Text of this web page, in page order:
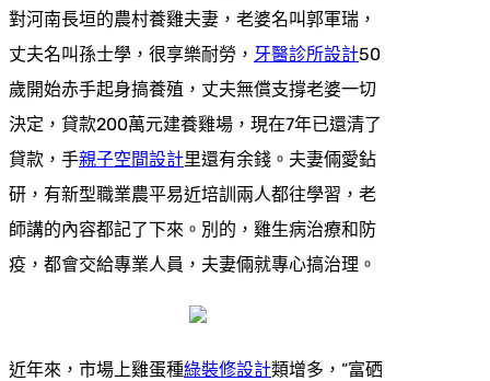
對河南長垣的農村養雞夫妻，老婆名叫郭軍瑞，
丈夫名叫孫士學，很享樂耐勞， 牙醫診所設計50
歲開始赤手起身搞養殖，丈夫無償支撐老婆一切
決定，貸款200萬元建養雞場，現在7年已還清了
貸款，手親子空間設計里還有余錢。夫妻倆愛鉆
研，有新型職業農平易近培訓兩人都往學習，老
師講的內容都記了下來。別的，雞生病治療和防
疫，都會交給專業人員，夫妻倆就專心搞治理。
近年來，市場上雞蛋種綠裝修設計類增多，“富硒